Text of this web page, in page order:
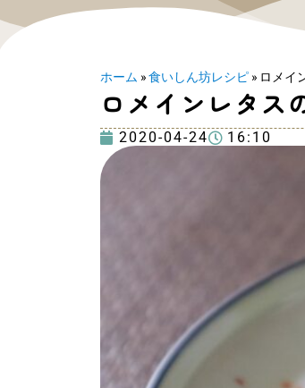
ホーム »食いしん坊レシピ » ロメイ
ロメインレタス
2020-04-24 16:10